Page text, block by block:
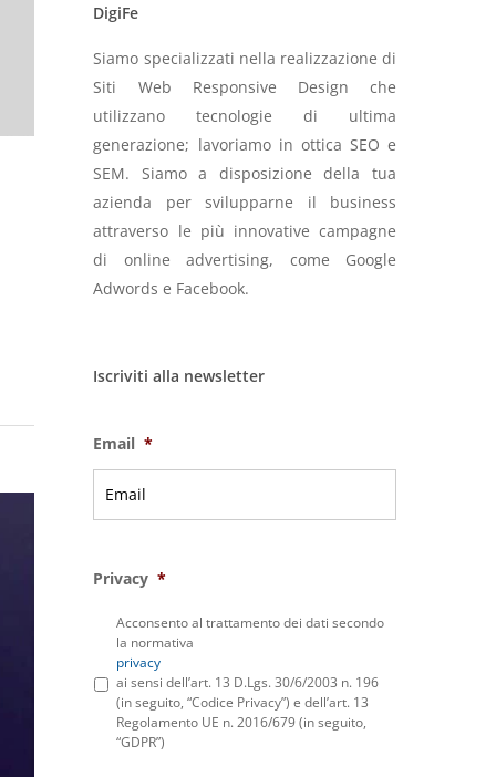
DigiFe
Siamo specializzati nella realizzazione di
Siti Web Responsive Design che
utilizzano tecnologie di ultima
generazione; lavoriamo in ottica SEO e
SEM. Siamo a disposizione della tua
azienda per svilupparne il business
attraverso le più innovative campagne
di online advertising, come Google
Adwords e Facebook.
Iscriviti alla newsletter
Email *
Privacy *
Acconsento al trattamento dei dati secondo
la normativa
privacy
ai sensi dell’art. 13 D.Lgs. 30/6/2003 n. 196
(in seguito, “Codice Privacy”) e dell’art. 13
Regolamento UE n. 2016/679 (in seguito,
“GDPR”)